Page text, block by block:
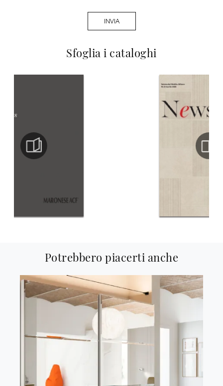
Sfoglia i cataloghi
INVIA
Potrebbero piacerti anche